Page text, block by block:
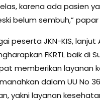
karena ada pasien
belum sembuh,” papar
peserta JKN-KIS, lanjut
FKRTL baik di
memberikan layanan
dalam UU No
yakni layanan